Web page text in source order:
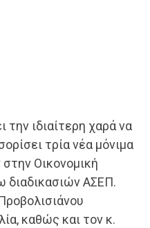
ιδιαίτερη χαρά να
τρία νέα μόνιμα
Οικονομική
διαδικασιών ΑΣΕΠ.
καθώς και τον κ.